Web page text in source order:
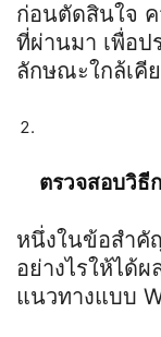
ก่อนตัดสินใจ
ที่ผ่านมา เพื่อป
ลักษณะใกล้เคี
ตรวจสอบวิธี
หนึ่งในข้อสำคั
อย่างไรให้ได้
แนวทางแบบ